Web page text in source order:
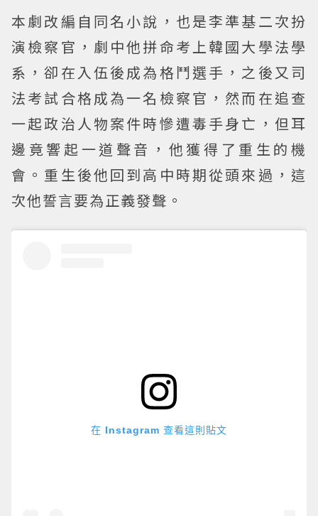
本劇改編自同名小說，也是李準基二次扮
演檢察官，劇中他拼命考上韓國大學法學
系，卻在入伍後成為格鬥選手，之後又司
法考試合格成為一名檢察官，然而在追查
一起政治人物案件時慘遭毒手身亡，但耳
邊竟響起一道聲音，他獲得了重生的機
會。重生後他回到高中時期從頭來過，這
次他誓言要為正義發聲。
在 Instagram 查看這則貼文